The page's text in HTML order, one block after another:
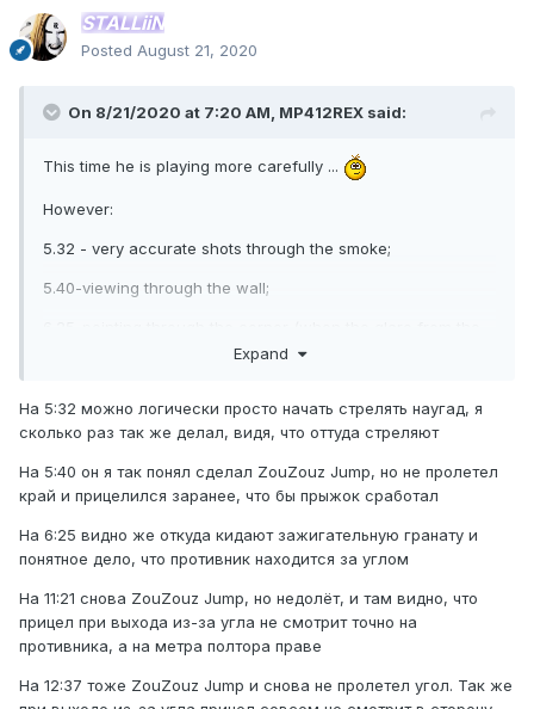
STALLiiN
Posted August 21, 2020
On 8/21/2020 at 7:20 AM, MP412REX said:
This time he is playing more carefully ...
However:
5.32 - very accurate shots through the smoke;
5.40-viewing through the wall;
12.37-pointing through the container;
13.01-13.03 - a psychic in search
to waste my time on this hacker ....
hacker!
Expand
На 5:32 можно логически просто начать стрелять наугад, я
сколько раз так же делал, видя, что оттуда стреляют
На 5:40 он я так понял сделал ZouZouz Jump, но не пролетел
край и прицелился заранее, что бы прыжок сработал
На 6:25 видно же откуда кидают зажигательную гранату и
понятное дело, что противник находится за углом
На 11:21 снова ZouZouz Jump, но недолёт, и там видно, что
прицел при выхода из-за угла не смотрит точно на
противника, а на метра полтора праве
На 12:37 тоже ZouZouz Jump и снова не пролетел угол. Так же